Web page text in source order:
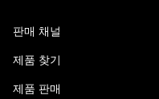
판매 채널
제품 찾기
제품 판매